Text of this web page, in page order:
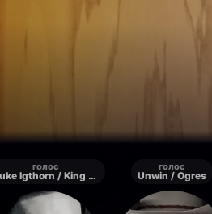
голос
Duke Igthorn / King Gregor
голос
Unwin / Ogres